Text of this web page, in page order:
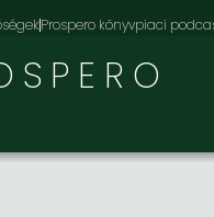
Prospero könyvpiaci